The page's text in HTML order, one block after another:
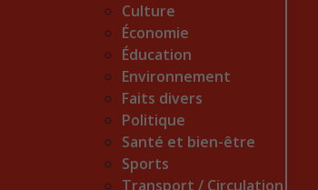
Culture
Économie
Éducation
Environnement
Faits divers
Politique
Santé et bien-être
Sports
Transport / Circulation